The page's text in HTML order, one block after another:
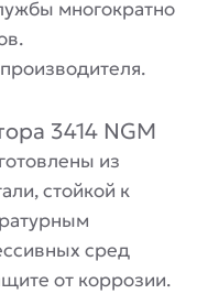
многократно
3414 NGM
из
стойкой к
сред
от коррозии.